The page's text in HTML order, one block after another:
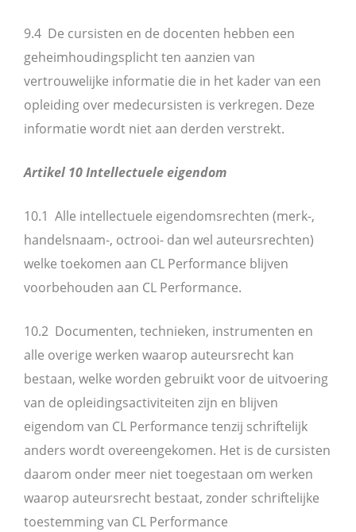
9.4 De cursisten en de docenten hebben een
geheimhoudingsplicht ten aanzien van
vertrouwelijke informatie die in het kader van een
opleiding over medecursisten is verkregen. Deze
informatie wordt niet aan derden verstrekt.
Artikel 10 Intellectuele eigendom
10.1 Alle intellectuele eigendomsrechten (merk-,
handelsnaam-, octrooi- dan wel auteursrechten)
welke toekomen aan CL Performance blijven
voorbehouden aan CL Performance.
10.2 Documenten, technieken, instrumenten en
alle overige werken waarop auteursrecht kan
bestaan, welke worden gebruikt voor de uitvoering
van de opleidingsactiviteiten zijn en blijven
eigendom van CL Performance tenzij schriftelijk
anders wordt overeengekomen. Het is de cursisten
daarom onder meer niet toegestaan om werken
waarop auteursrecht bestaat, zonder schriftelijke
toestemming van CL Performance